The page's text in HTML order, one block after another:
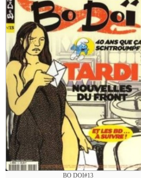
BO DOI#13